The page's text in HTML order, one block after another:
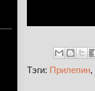
Тэги: Прилепин,